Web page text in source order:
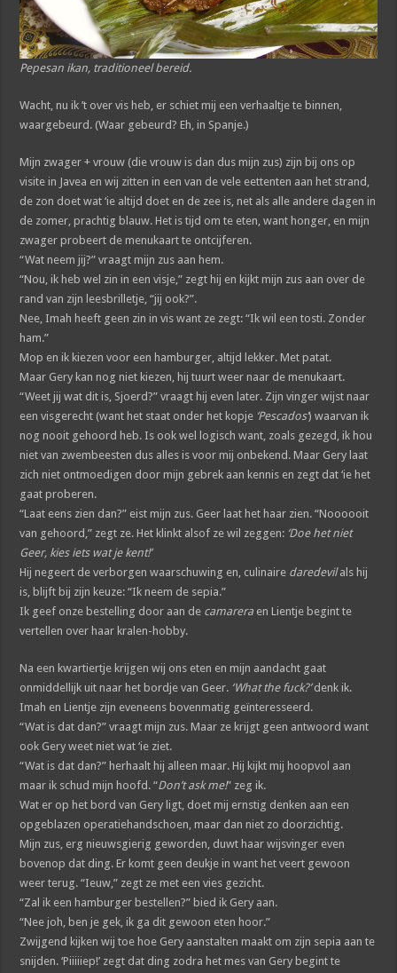
Pepesan ikan, traditioneel bereid.
Wacht, nu ik ’t over vis heb, er schiet mij een verhaaltje te binnen,
waargebeurd. (Waar gebeurd? Eh, in Spanje.)
Mijn zwager + vrouw (die vrouw is dan dus mijn zus) zijn bij ons op
visite in Javea en wij zitten in een van de vele eettenten aan het strand,
de zon doet wat ‘ie altijd doet en de zee is, net als alle andere dagen in
de zomer, prachtig blauw. Het is tijd om te eten, want honger, en mijn
zwager probeert de menukaart te ontcijferen.
“Wat neem jij?” vraagt mijn zus aan hem.
“Nou, ik heb wel zin in een visje,” zegt hij en kijkt mijn zus aan over de
rand van zijn leesbrilletje, “jij ook?”.
Nee, Imah heeft geen zin in vis want ze zegt: “Ik wil een tosti. Zonder
ham.”
Mop en ik kiezen voor een hamburger, altijd lekker. Met patat.
Maar Gery kan nog niet kiezen, hij tuurt weer naar de menukaart.
“Weet jij wat dit is, Sjoerd?” vraagt hij even later. Zijn vinger wijst naar
een visgerecht (want het staat onder het kopje ‘Pescados’) waarvan ik
nog nooit gehoord heb. Is ook wel logisch want, zoals gezegd, ik hou
niet van zwembeesten dus alles is voor mij onbekend. Maar Gery laat
zich niet ontmoedigen door mijn gebrek aan kennis en zegt dat ‘ie het
gaat proberen.
“Laat eens zien dan?” eist mijn zus. Geer laat het haar zien. “Noooooit
van gehoord,” zegt ze. Het klinkt alsof ze wil zeggen: ‘Doe het niet
Geer, kies iets wat je kent!’
Hij negeert de verborgen waarschuwing en, culinaire daredevilals hij
is, blijft bij zijn keuze: “Ik neem de sepia.”
Ik geef onze bestelling door aan de camarera en Lientje begint te
vertellen over haar kralen-hobby.
Na een kwartiertje krijgen wij ons eten en mijn aandacht gaat
onmiddellijk uit naar het bordje van Geer. ‘What the fuck?’denk ik.
Imah en Lientje zijn eveneens bovenmatig geïnteresseerd.
“Wat is dat dan?” vraagt mijn zus. Maar ze krijgt geen antwoord want
ook Gery weet niet wat ‘ie ziet.
“Wat is dat dan?” herhaalt hij alleen maar. Hij kijkt mij hoopvol aan
maar ik schud mijn hoofd. “Don’t ask me!” zeg ik.
Wat er op het bord van Gery ligt, doet mij ernstig denken aan een
opgeblazen operatiehandschoen, maar dan niet zo doorzichtig.
Mijn zus, erg nieuwsgierig geworden, duwt haar wijsvinger even
bovenop dat ding. Er komt geen deukje in want het veert gewoon
weer terug. “Ieuw,” zegt ze met een vies gezicht.
“Zal ik een hamburger bestellen?” bied ik Gery aan.
“Nee joh, ben je gek, ik ga dit gewoon eten hoor.”
Zwijgend kijken wij toe hoe Gery aanstalten maakt om zijn sepia aan te
snijden. ‘Piiiiiep!’ zegt dat ding zodra het mes van Gery begint te